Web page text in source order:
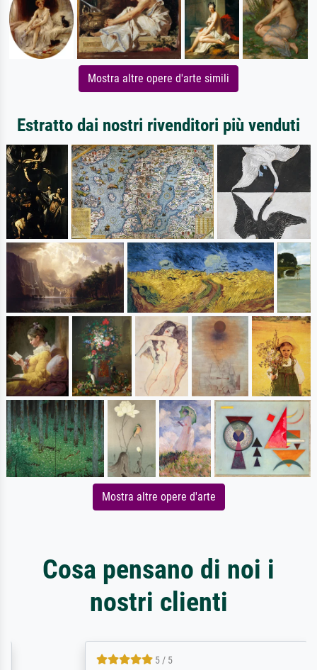
Mostra altre opere d'arte simili
Estratto dai nostri rivenditori più venduti
Mostra altre opere d'arte
Cosa pensano di noi i
nostri clienti
5 / 5